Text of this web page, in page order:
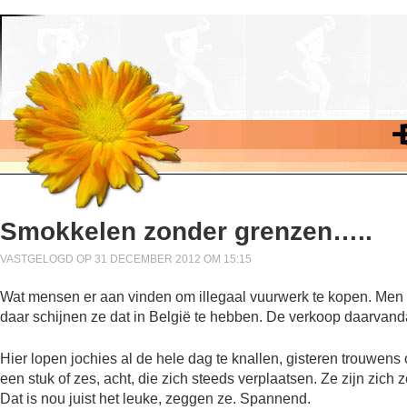
Smokkelen zonder grenzen…..
VASTGELOGD OP 31 DECEMBER 2012 OM 15:15
Wat mensen er aan vinden om illegaal vuurwerk te kopen.
daar schijnen ze dat in België te hebben. De verkoop
Hier lopen jochies al de hele dag te knallen, gisteren
een stuk of zes, acht, die zich steeds verplaatsen. Ze zijn zich
Dat is nou juist het leuke, zeggen ze. Spannend.